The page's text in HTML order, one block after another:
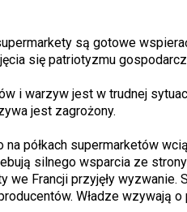
są gotowe
się patriotyzmu
i warzyw jest w trudnej
jest zagrożony.
na półkach supermarketów
silnego wsparcia ze
we Francji przyjęły wyzwanie.
Władze wzywają